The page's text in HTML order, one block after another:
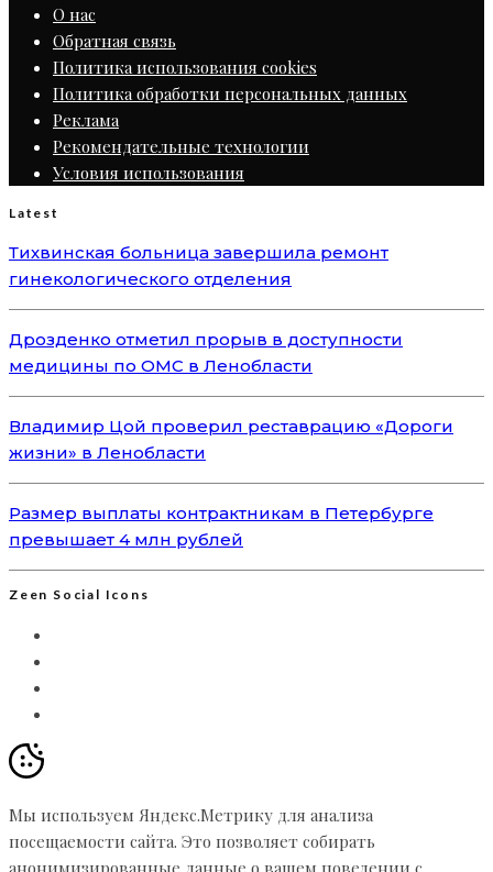
О нас
Обратная связь
Политика использования cookies
Политика обработки персональных данных
Реклама
Рекомендательные технологии
Условия использования
Latest
Тихвинская больница завершила ремонт
гинекологического отделения
Дрозденко отметил прорыв в доступности
медицины по ОМС в Ленобласти
Владимир Цой проверил реставрацию «Дороги
жизни» в Ленобласти
Размер выплаты контрактникам в Петербурге
превышает 4 млн рублей
Zeen Social Icons
Мы используем Яндекс.Метрику для анализа
посещаемости сайта. Это позволяет собирать
анонимизированные данные о вашем поведении с